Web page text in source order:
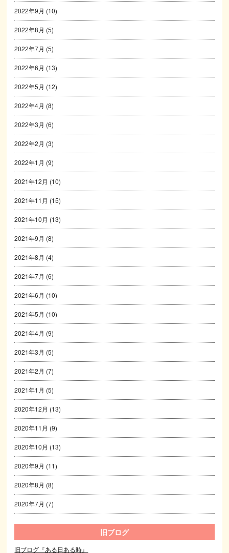
2022年9月 (10)
2022年8月 (5)
2022年7月 (5)
2022年6月 (13)
2022年5月 (12)
2022年4月 (8)
2022年3月 (6)
2022年2月 (3)
2022年1月 (9)
2021年12月 (10)
2021年11月 (15)
2021年10月 (13)
2021年9月 (8)
2021年8月 (4)
2021年7月 (6)
2021年6月 (10)
2021年5月 (10)
2021年4月 (9)
2021年3月 (5)
2021年2月 (7)
2021年1月 (5)
2020年12月 (13)
2020年11月 (9)
2020年10月 (13)
2020年9月 (11)
2020年8月 (8)
2020年7月 (7)
旧ブログ
旧ブログ『ある日ある時』